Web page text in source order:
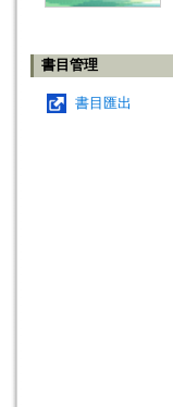
書目管理
書目匯出